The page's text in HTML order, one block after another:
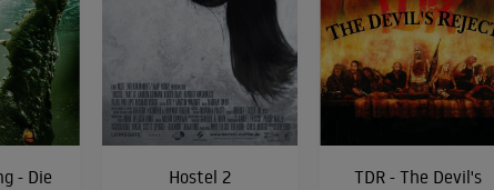
- Die
Hostel 2
TDR - The Devil's